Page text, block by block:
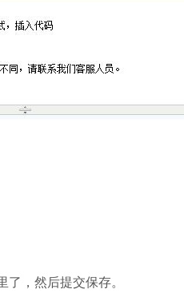
，然后提交保存。